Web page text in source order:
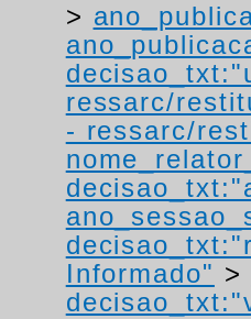
>
ressarc/
- ressarc/
Informado" >